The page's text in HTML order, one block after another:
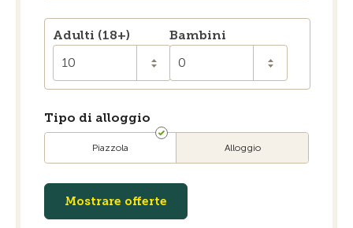
Adulti (18+)
10
Bambini
0
Tipo di alloggio
Piazzola Alloggio
Mostrare offerte